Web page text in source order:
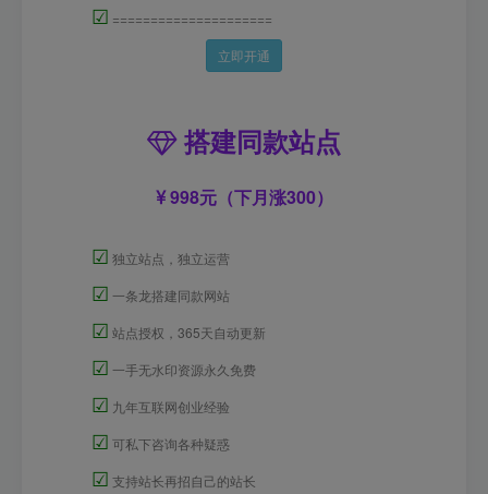
☑ =====================
立即开通
搭建同款站点
998元（下月涨300）
☑ 独立站点，独立运营
☑ 一条龙搭建同款网站
☑ 站点授权，365天自动更新
☑ 一手无水印资源永久免费
☑ 九年互联网创业经验
☑ 可私下咨询各种疑惑
☑ 支持站长再招自己的站长